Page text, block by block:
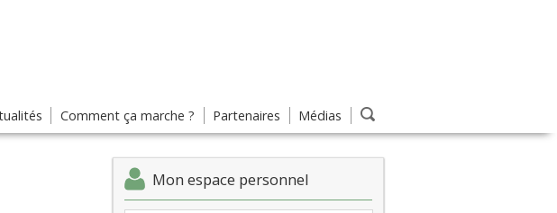
Comment ça marche ? Partenaires Médias
Mon espace personnel